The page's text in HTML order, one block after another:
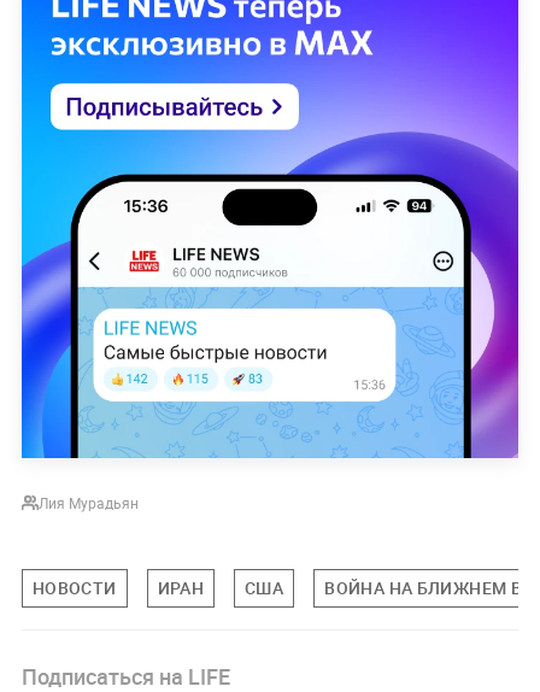
Лия Мурадьян
НОВОСТИ ИРАН США ВОЙНА НА БЛИЖНЕМ
Подписаться на LIFE